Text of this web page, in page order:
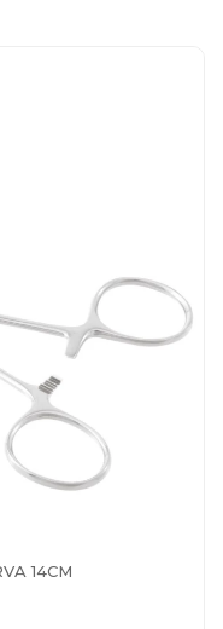
14CM